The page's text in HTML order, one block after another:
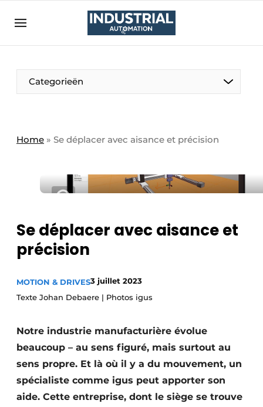
Contact
Direct contact
Emploi
EntreprisesMerci de votre inscription
S’inscrire
Evenement aanmelden
Meest gelezen
Newsletter
Privacy / Cookie statement
S’inscrire
Termes et conditions
Video’s
Categorieën
Home » Se déplacer avec aisance et précision
Se déplacer avec aisance et
précision
MOTION & DRIVES3 juillet 2023
Texte Johan Debaere | Photos igus
Notre industrie manufacturière évolue
beaucoup – au sens figuré, mais surtout au
sens propre. Et là où il y a du mouvement, un
spécialiste comme igus peut apporter son
aide. Cette entreprise, dont le siège se trouve